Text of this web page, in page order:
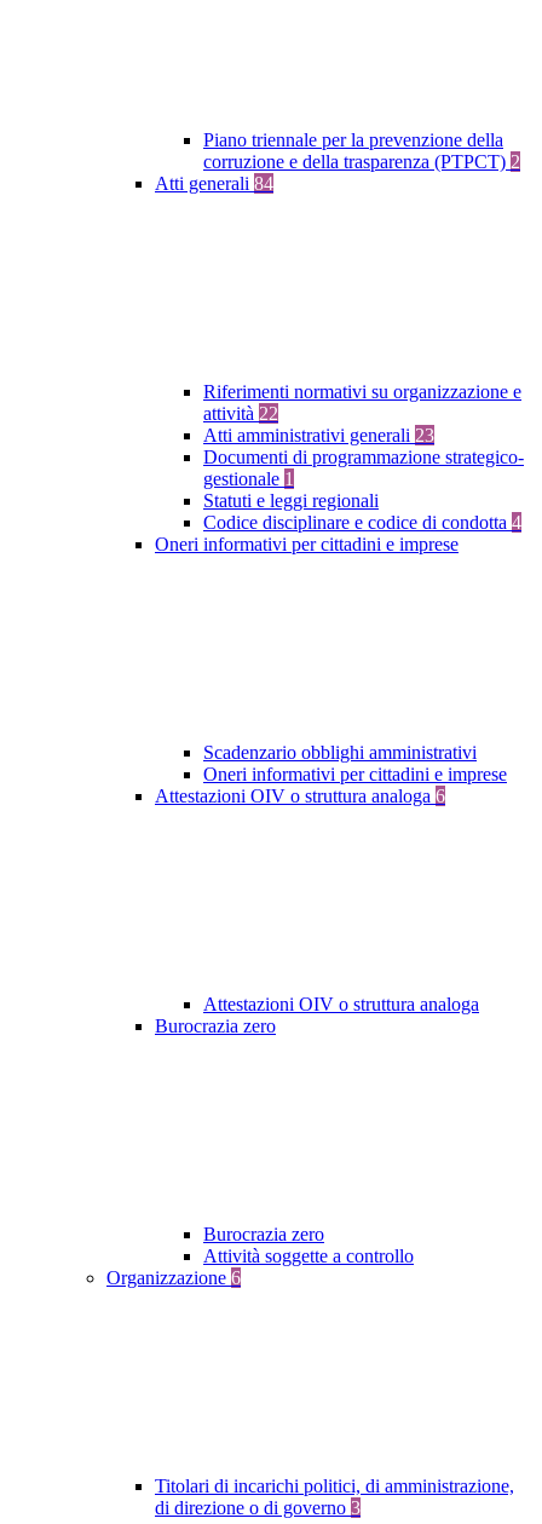
Piano triennale per la prevenzione della
corruzione e della trasparenza (PTPCT) 2
Atti generali 84
Riferimenti normativi su organizzazione e
attività 22
Atti amministrativi generali 23
Documenti di programmazione strategico-
gestionale 1
Statuti e leggi regionali
Codice disciplinare e codice di condotta 4
Oneri informativi per cittadini e imprese
Scadenzario obblighi amministrativi
Oneri informativi per cittadini e imprese
Attestazioni OIV o struttura analoga 6
Attestazioni OIV o struttura analoga
Burocrazia zero
Burocrazia zero
Attività soggette a controllo
Organizzazione 6
Titolari di incarichi politici, di amministrazione,
di direzione o di governo 3